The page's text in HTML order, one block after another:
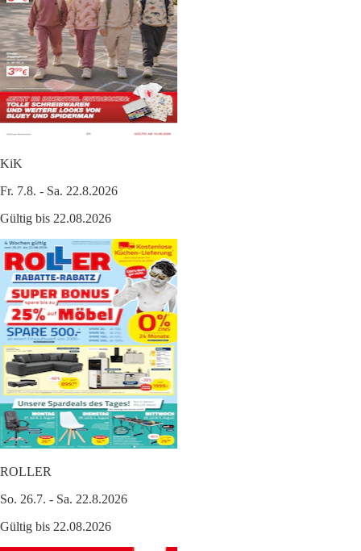
KiK
Fr. 7.8. - Sa. 22.8.2026
Gültig bis 22.08.2026
ROLLER
So. 26.7. - Sa. 22.8.2026
Gültig bis 22.08.2026